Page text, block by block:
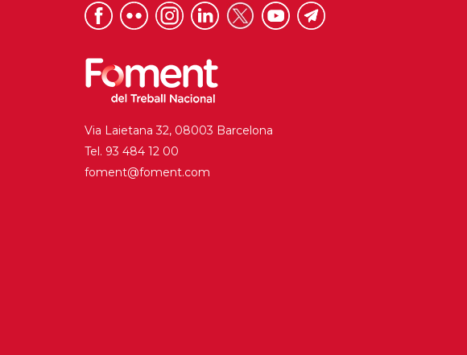
Via Laietana 32, 08003 Barcelona
Tel. 93 484 12 00
foment@foment.com